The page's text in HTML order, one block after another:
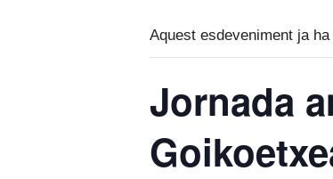
Aquest esdeveniment ja
Jornada